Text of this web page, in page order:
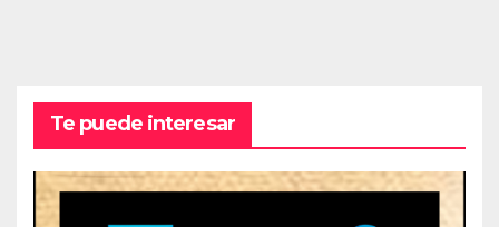
Te puede interesar